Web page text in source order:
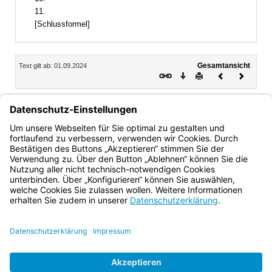
11.
[Schlussformel]
Inhalt
Text gilt ab: 01.09.2024
Gesamtansicht
Download
DruckenVorheriges
an einem Tag drei oder mehr Unterrichtsstunden ausfallen,
ist er angemessen im Hauptamt entlastet und kann für
einen solchen Prüfungstag keine Prüfervergütung erhalten.
Bayern.de
BayernPortal
Impressum